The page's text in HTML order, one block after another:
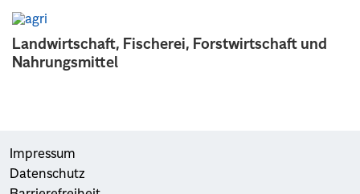
Landwirtschaft, Fischerei, Forstwirtschaft und
Nahrungsmittel
Impressum
Datenschutz